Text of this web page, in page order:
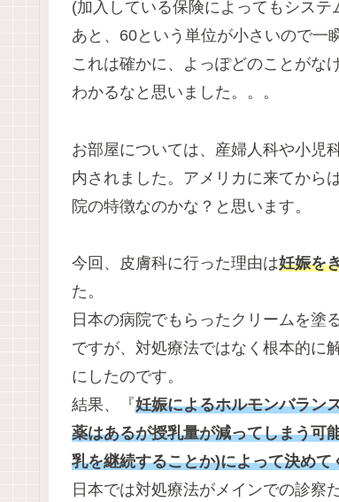
(加入している保険によってもシス
あと、60という単位が小さいので一
これは確かに、よっぽどのことがな
わかるなと思いました。。。
お部屋については、産婦人科や小児
内されました。アメリカに来てから
院の特徴なのかな？と思います。
今回、皮膚科に行った理由は妊娠を
た。
日本の病院でもらったクリームを塗
ですが、対処療法ではなく根本的に
にしたのです。
結果、『妊娠によるホルモンバラン
薬はあるが授乳量が減ってしまう可
乳を継続することか)によって決めて
日本では対処療法がメインでの診察